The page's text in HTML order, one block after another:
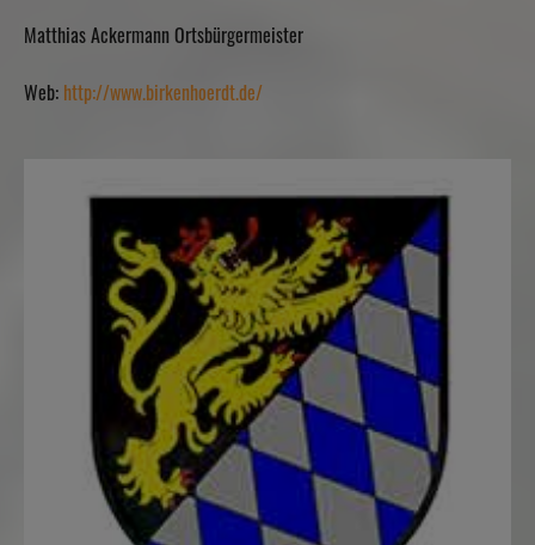
Matthias Ackermann Ortsbürgermeister
Web: http://www.birkenhoerdt.de/